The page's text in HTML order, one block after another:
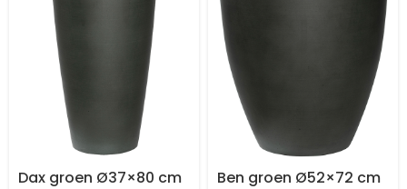
Dax groen Ø37×80 cm Ben groen Ø52×72 cm